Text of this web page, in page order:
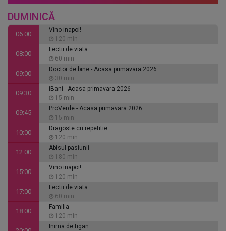
DUMINICĂ
06:00
Vino inapoi!
120 min
08:00
Lectii de viata
60 min
09:00
Doctor de bine - Acasa primavara 2026
30 min
09:30
iBani - Acasa primavara 2026
15 min
09:45
ProVerde - Acasa primavara 2026
15 min
10:00
Dragoste cu repetitie
120 min
12:00
Abisul pasiunii
180 min
15:00
Vino inapoi!
120 min
17:00
Lectii de viata
60 min
18:00
Familia
120 min
Inima de tigan